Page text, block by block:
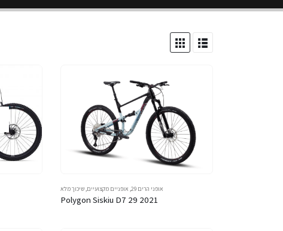
אופני הרים 29 , אופניים מקצועיים,שיכוך מלא
Polygon Siskiu D7 29 2021